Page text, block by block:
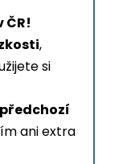
ČR!
,
si
ani extra